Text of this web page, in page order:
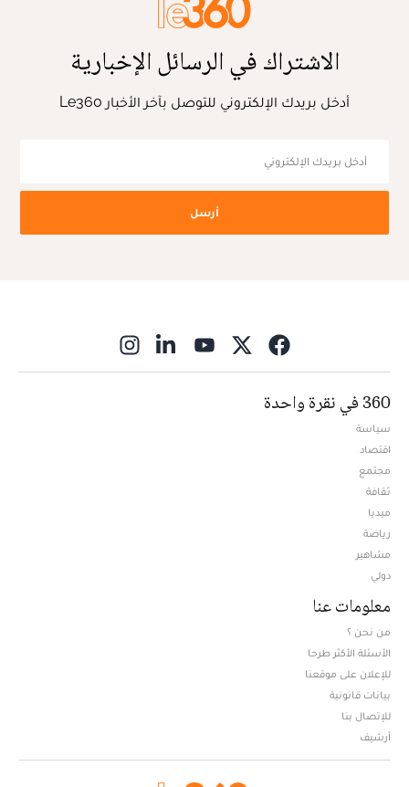
الاشتراك في الرسائل الإخبارية
أدخل بريدك الإلكتروني للتوصل بآخر الأخبار Le360
أرسل
360 في نقرة واحدة
سياسة
اقتصاد
مجتمع
ثقافة
ميديا
رياضة
مشاهير
دولي
معلومات عنا
من نحن ؟
الأسئلة الأكثر طرحا
للإعلان على موقعنا
بيانات قانونية
للإتصال بنا
أرشيف